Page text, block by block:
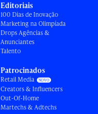
Editoriais
100 Dias de Inovação
Marketing na Olimpíada
Drops Agências &
Anunciantes
Talento
Patrocinados
Retail Media
Creators & Influencers
Out-Of-Home
Martechs & Adtechs